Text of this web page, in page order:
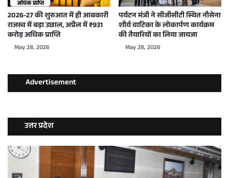
2026-27 की शुरुआत में ही आबकारी
राजस्व में बड़ा उछाल, अप्रैल में ₹931
करोड़ अधिक प्राप्ति
May 28, 2026
पर्यटन मंत्री ने सीजीसीटी स्थित नौसेना
शौर्य वाटिका के लोकार्पण कार्यक्रम
की तैयारियों का लिया जायजा
May 28, 2026
Advertisement
उत्तर प्रदेश